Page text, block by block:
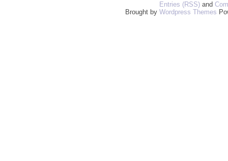
Entries (RSS)and
Brought by Wordpress Themes